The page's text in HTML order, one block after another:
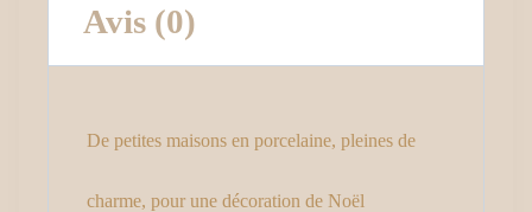
Avis (0)
De petites maisons en porcelaine, pleines de
charme, pour une décoration de Noël